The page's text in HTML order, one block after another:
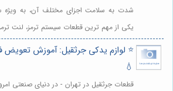
شدت به سلامت اجزای مختلف آن، به ویژه
یکی از مهم ترین قطعات سیستم ترمز، لنت
⭐️ لوازم یدکی جرثقیل: آموزش تعویض
💧
قطعات جرثقیل در تهران - در دنیای صنعتی